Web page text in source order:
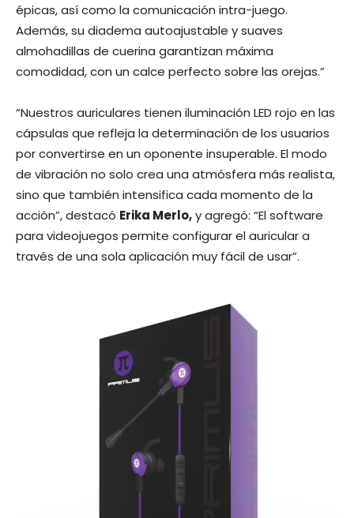
épicas, así como la comunicación intra-juego.
Además, su diadema autoajustable y suaves
almohadillas de cuerina garantizan máxima
comodidad, con un calce perfecto sobre las orejas.”
“Nuestros auriculares tienen iluminación LED rojo en las
cápsulas que refleja la determinación de los usuarios
por convertirse en un oponente insuperable. El modo
de vibración no solo crea una atmósfera más realista,
sino que también intensifica cada momento de la
acción”, destacó Erika Merlo,y agregó: “El software
para videojuegos permite configurar el auricular a
través de una sola aplicación muy fácil de usar”.